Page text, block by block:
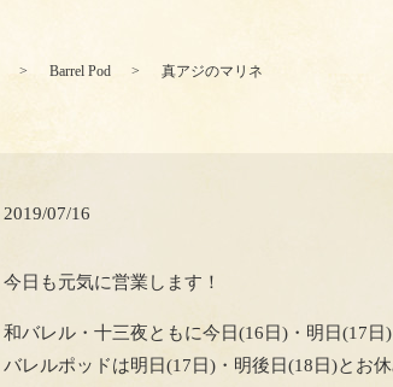
Barrel Pod 真アジのマリネ
2019/07/16
今日も元気に営業します！
和バレル・十三夜ともに今日(16日)・明日(17日)
バレルポッドは明日(17日)・明後日(18日)とお休